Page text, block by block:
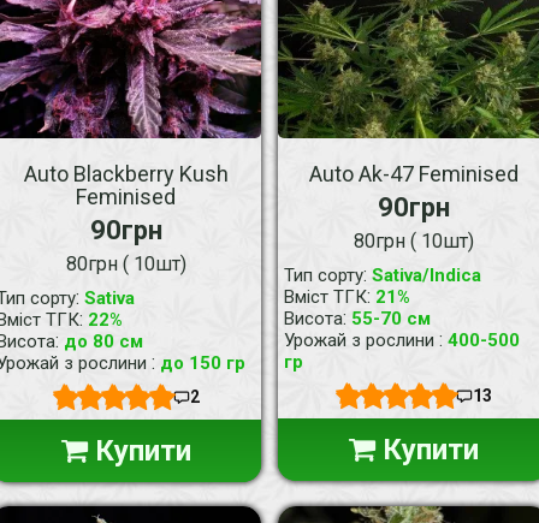
Auto Blackberry Kush
Feminised
90грн
80грн ( 10шт)
сорту: Sativa
ТГК: 22%
: до 80 см
з рослини : до 150 гр
2
Купити
Auto Ak-47 Feminised
90грн
80грн ( 10шт)
Тип сорту: Sativa/Indica
Вміст ТГК: 21%
Висота: 55-70 см
Урожай з рослини : 400-500
гр
13
Купити